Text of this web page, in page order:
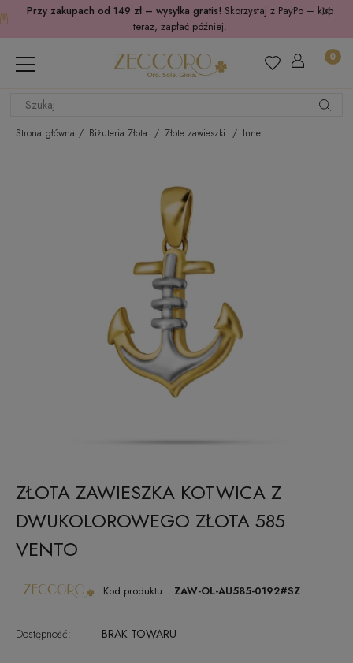
Przy zakupach od 149 zł – wysyłka gratis! Skorzystaj z PayPo – kup
teraz, zapłać później.
Strona główna Biżuteria Złota Złote zawieszki Inne
ZŁOTA ZAWIESZKA KOTWICA Z
DWUKOLOROWEGO ZŁOTA 585
VENTO
Kod produktu: ZAW-OL-AU585-0192#SZ
Dostępność: BRAK TOWARU